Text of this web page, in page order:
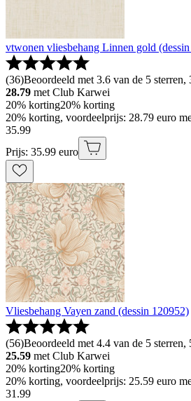
vtwonen vliesbehang Linnen gold
(36)Beoordeeld met 3.6 van de 5
28.79 met Club Karwei
20% korting20% korting
20% korting, voordeelprijs: 28.79 euro
35.99
Prijs: 35.99 euro
Vliesbehang Vayen zand (dessin 120952)
(56)Beoordeeld met 4.4 van de 5
25.59 met Club Karwei
20% korting20% korting
20% korting, voordeelprijs: 25.59 euro
31.99